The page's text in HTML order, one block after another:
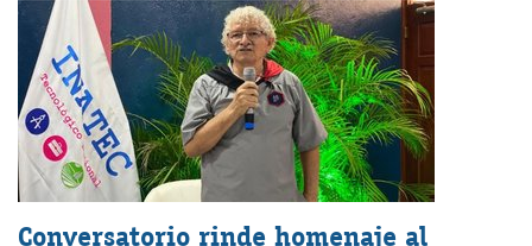
Conversatorio rinde homenaje al